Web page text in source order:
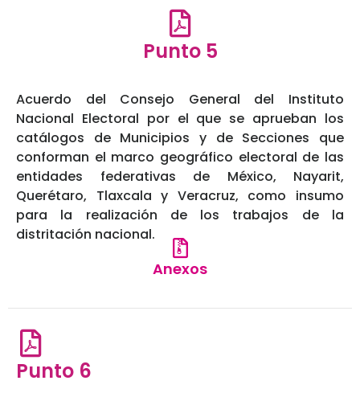
Punto 5
Acuerdo del Consejo General del Instituto
Nacional Electoral por el que se aprueban los
catálogos de Municipios y de Secciones que
conforman el marco geográfico electoral de las
entidades federativas de México, Nayarit,
Querétaro, Tlaxcala y Veracruz, como insumo
para la realización de los trabajos de la
distritación nacional.
Anexos
Punto 6